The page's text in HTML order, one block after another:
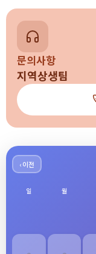
문의사항
지역상생팀
‹ 이전
일 월